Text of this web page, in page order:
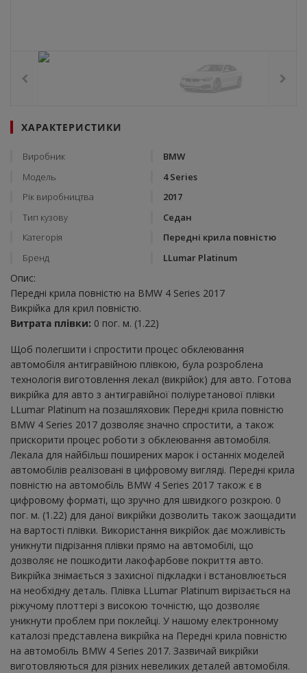
ХАРАКТЕРИСТИКИ
Виробник
BMW
Модель
4 Series
Рік виробництва
2017
Тип кузову
Седан
Категорія
Передні крила повністю
Бренд
LLumar Platinum
Опис:
Передні крила повністю на BMW 4 Series 2017
Викрійка для крил повністю.
Витрата плівки: 0 пог. м. (1.22)
Щоб полегшити і спростити процес обклеювання
автомобіля антигравійною плівкою, була розроблена
технологія виготовлення лекал (викрійок) для авто. Готова
викрійка для авто з антигравійної поліуретанової плівки
LLumar Platinum на позашляховик Передні крила повністю
BMW 4 Series 2017 дозволяє значно спростити, а також
прискорити процес роботи з обклеювання автомобіля.
Лекала для найбільш поширених марок і останніх моделей
автомобілів реалізовані в цифровому вигляді. Передні крила
повністю на автомобіль BMW 4 Series 2017 також є в
цифровому форматі, що зручно для швидкого розкрою. 0
пог. м. (1.22) для даної викрійки дозволить також заощадити
на вартості плівки. Використання викрійок дає можливість
уникнути підрізання плівки прямо на автомобілі, що
дозволяє не пошкодити лакофарбове покриття авто.
Викрійка знімається з захисної підкладки і встановлюється
на необхідну деталь. Плівка LLumar Platinum вирізається на
ріжучому плоттері з високою точністю, що дозволяє
уникнути проблем при поклейці. У нашому електронному
каталозі представлена ​​викрійка на Передні крила повністю
на автомобіль BMW 4 Series 2017. Зазвичай викрійки
виготовляються для різних невеликих деталей автомобіля.